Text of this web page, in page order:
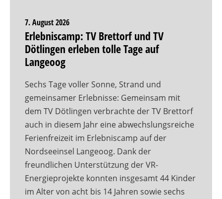
7. August 2026
Erlebniscamp: TV Brettorf und TV
Dötlingen erleben tolle Tage auf
Langeoog
Sechs Tage voller Sonne, Strand und
gemeinsamer Erlebnisse: Gemeinsam mit
dem TV Dötlingen verbrachte der TV Brettorf
auch in diesem Jahr eine abwechslungsreiche
Ferienfreizeit im Erlebniscamp auf der
Nordseeinsel Langeoog. Dank der
freundlichen Unterstützung der VR-
Energieprojekte konnten insgesamt 44 Kinder
im Alter von acht bis 14 Jahren sowie sechs